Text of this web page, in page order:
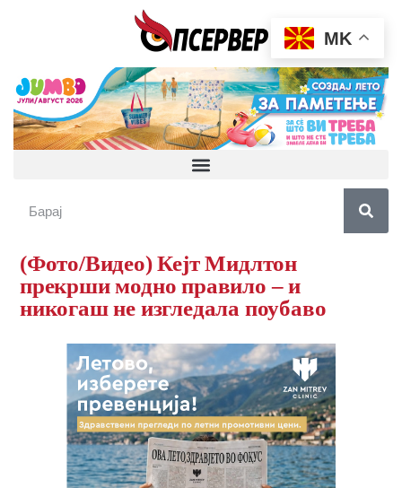
(Фото/Видео) Кејт Мидлтон
прекрши модно правило – и
никогаш не изгледала поубаво
MK